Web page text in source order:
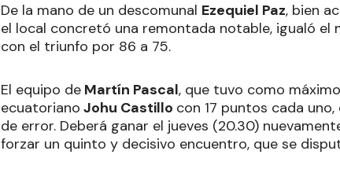
De la mano de un descomunal Ezequiel Paz, bien
el local concretó una remontada notable, igualó
con el triunfo por 86 a 75.
El equipo de Martín Pascal, que tuvo como
ecuatoriano Johu Castillo con 17 puntos cada
de error. Deberá ganar el jueves (20.30)
forzar un quinto y decisivo encuentro, que se